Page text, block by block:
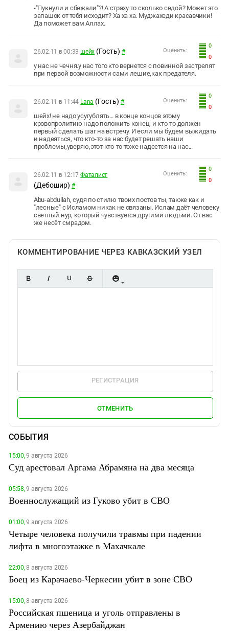
-"Пукнули и сбежали"?! А страху то сколько седой? Может это
запашок от тебя исходит? Ха ха ха. Муджахеди красавчики!
Да поможет вам Аллах.
0
0
Оценить:
26.02.11 в 00:33 шейх (Гость) #
у нас не чечня.у нас того кто вернется с повинной застрелят
при первой возможности сами лешие,как предателя.
0
0
Оценить:
26.02.11 в 11:44 Lana (Гость) #
шейх! не надо усугублять... в конце концов этому
кровопролитию надо положить конец, и кто-то должен
первый сделать шаг на встречу. И если мы будем выжидать
и надеяться, что кто-то за нас будет решать наши
проблемы,уверяю,этот кто-то тоже надеется на нас...
0
0
Оценить:
26.02.11 в 12:17 Фаталист
(Дебошир) #
Abu-abdullah, судя по стилю твоих постов ты, также как и
"лесные" с Исламом никак не связаны. Ислам даёт человеку
светлый нур, который чувствуется другими людьми. От вас
же несёт смрадом.
КОММЕНТИРОВАНИЕ ЧЕРЕЗ КАВКАЗСКИЙ УЗЕЛ
РЕГИСТРАЦИЯ
ОТМЕНИТЬ
СОБЫТИЯ
15:00,9 августа 2026
Суд арестовал Аргама Абрамяна на два месяца
05:58,9 августа 2026
Военнослужащий из Гуково убит в СВО
01:00,9 августа 2026
Четыре человека получили травмы при падении
лифта в многоэтажке в Махачкале
22:00,8 августа 2026
Боец из Карачаево-Черкесии убит в зоне СВО
15:00,8 августа 2026
Российская пшеница и уголь отправлены в
Армению через Азербайджан